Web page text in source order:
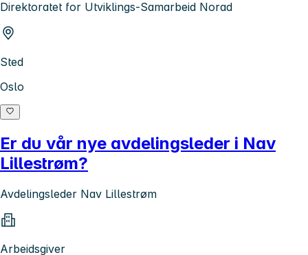
Direktoratet for Utviklings-Samarbeid Norad
Sted
Oslo
Er du vår nye avdelingsleder i Nav
Lillestrøm?
Avdelingsleder Nav Lillestrøm
Arbeidsgiver